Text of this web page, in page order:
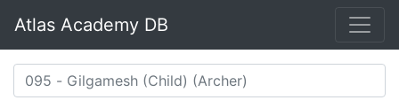
Atlas Academy DB